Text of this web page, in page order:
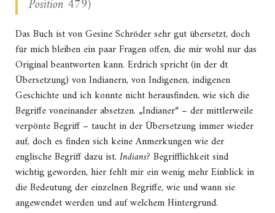
Position 479)
Das Buch ist von Gesine Schröder sehr gut übersetzt, doch
für mich bleiben ein paar Fragen offen, die mir wohl nur das
Original beantworten kann. Erdrich spricht (in der dt
Übersetzung) von Indianern, von Indigenen, indigenen
Geschichte und ich konnte nicht herausfinden, wie sich die
Begriffe voneinander absetzen. „Indianer“ – der mittlerweile
verpönte Begriff – taucht in der Übersetzung immer wieder
auf, doch es finden sich keine Anmerkungen wie der
englische Begriff dazu ist. Indians? Begrifflichkeit sind
wichtig geworden, hier fehlt mir ein wenig mehr Einblick in
die Bedeutung der einzelnen Begriffe, wie und wann sie
angewendet werden und auf welchem Hintergrund.